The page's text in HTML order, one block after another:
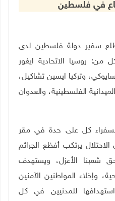
في فلسطين
2021 وفا– أطلع سفير دولة فلسطين لدى
من: روسيا الاتحادية ايغور
وتركيا ايسين تشاكيل،
الفلسطينية، والعدوان
كل على حدة في مقر
الاحتلال يرتكب أفظع الجرائم
شعبنا الأعزل، ويستهدف
وإخلاء المواطنين الآمنين
للمدنيين في كل